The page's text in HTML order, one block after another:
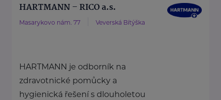
HARTMANN – RICO a.s.
Masarykovo nám. 77 Veverská Bítýška
HARTMANN je odborník na
zdravotnické pomůcky a
hygienická řešení s dlouholetou